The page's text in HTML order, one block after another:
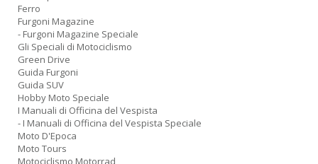
Ferro
Furgoni Magazine
- Furgoni Magazine Speciale
Gli Speciali di Motociclismo
Green Drive
Guida Furgoni
Guida SUV
Hobby Moto Speciale
I Manuali di Officina del Vespista
- I Manuali di Officina del Vespista Speciale
Moto D'Epoca
Moto Tours
Motociclismo Motorrad